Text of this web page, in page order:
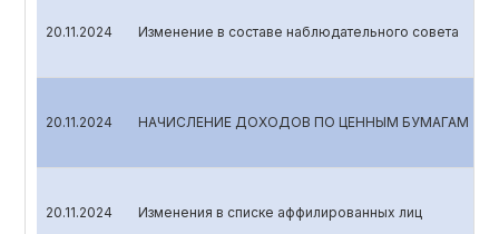
20.11.2024 Изменение в составе наблюдательного совета
20.11.2024 НАЧИСЛЕНИЕ ДОХОДОВ ПО ЦЕННЫМ БУМАГАМ
20.11.2024 Изменения в списке аффилированных лиц